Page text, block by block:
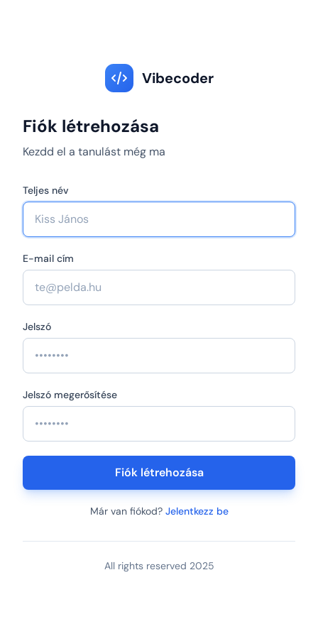
Vibecoder
Fiók létrehozása
Kezdd el a tanulást még ma
Teljes név
E-mail cím
Jelszó
Jelszó megerősítése
Fiók létrehozása
Már van fiókod? Jelentkezz be
All rights reserved 2025